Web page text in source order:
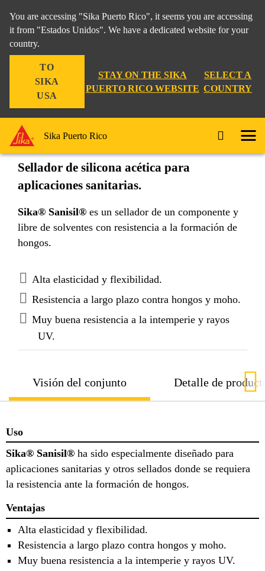
You are accessing "Sika Puerto Rico", it seems you are accessing
it from "Estados Unidos". We have a dedicated website for your
country.
TO
SIKA
USA
STAY ON THE SIKA
PUERTO RICO WEBSITE
SELECT A
COUNTRY
Sika Puerto Rico
Sika® Sanisil®
Sellador de silicona acética para
aplicaciones sanitarias.
Sika® Sanisil® es un sellador de un componente y
libre de solventes con resistencia a la formación de
hongos.
Alta elasticidad y flexibilidad.
Resistencia a largo plazo contra hongos y moho.
Muy buena resistencia a la intemperie y rayos
UV.
Visión del conjunto Detalle de
Uso
Sika® Sanisil® ha sido especialmente diseñado para
aplicaciones sanitarias y otros sellados donde se requiera
la resistencia ante la formación de hongos.
Ventajas
Alta elasticidad y flexibilidad.
Resistencia a largo plazo contra hongos y moho.
Muy buena resistencia a la intemperie y rayos UV.